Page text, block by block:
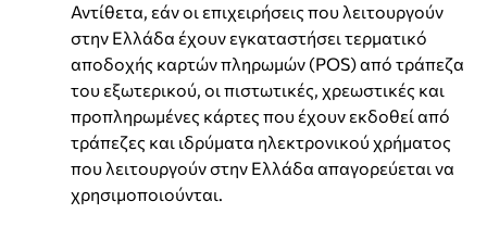
Αντίθετα, εάν οι επιχειρήσεις που λειτουργούν
στην Ελλάδα έχουν εγκαταστήσει τερματικό
αποδοχής καρτών πληρωμών (POS) από τράπεζα
του εξωτερικού, οι πιστωτικές, χρεωστικές και
προπληρωμένες κάρτες που έχουν εκδοθεί από
τράπεζες και ιδρύματα ηλεκτρονικού χρήματος
που λειτουργούν στην Ελλάδα απαγορεύεται να
χρησιμοποιούνται.